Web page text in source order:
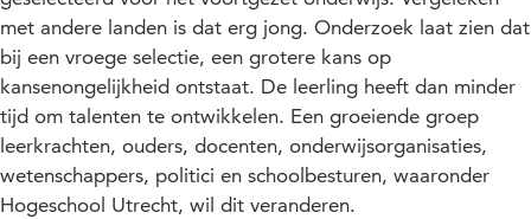
met andere landen is dat erg jong. Onderzoek laat zien dat
bij een vroege selectie, een grotere kans op
kansenongelijkheid ontstaat. De leerling heeft dan minder
tijd om talenten te ontwikkelen. Een groeiende groep
leerkrachten, ouders, docenten, onderwijsorganisaties,
wetenschappers, politici en schoolbesturen, waaronder
Hogeschool Utrecht, wil dit veranderen.